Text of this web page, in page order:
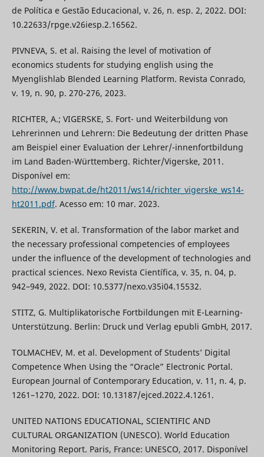
de Política e Gestão Educacional, v. 26, n. esp. 2, 2022. DOI:
10.22633/rpge.v26iesp.2.16562.
PIVNEVA, S. et al. Raising the level of motivation of
economics students for studying english using the
Myenglishlab Blended Learning Platform. Revista Conrado,
v. 19, n. 90, p. 270-276, 2023.
RICHTER, A.; VIGERSKE, S. Fort- und Weiterbildung von
Lehrerinnen und Lehrern: Die Bedeutung der dritten Phase
am Beispiel einer Evaluation der Lehrer/-innenfortbildung
im Land Baden-Württemberg. Richter/Vigerske, 2011.
Disponível em:
http://www.bwpat.de/ht2011/ws14/richter_vigerske_ws14-
ht2011.pdf. Acesso em: 10 mar. 2023.
SEKERIN, V. et al. Transformation of the labor market and
the necessary professional competencies of employees
under the influence of the development of technologies and
practical sciences. Nexo Revista Científica, v. 35, n. 04, p.
942–949, 2022. DOI: 10.5377/nexo.v35i04.15532.
STITZ, G. Multiplikatorische Fortbildungen mit E-Learning-
Unterstützung. Berlin: Druck und Verlag epubli GmbH, 2017.
TOLMACHEV, M. et al. Development of Students’ Digital
Competence When Using the “Oracle” Electronic Portal.
European Journal of Contemporary Education, v. 11, n. 4, p.
1261–1270, 2022. DOI: 10.13187/ejced.2022.4.1261.
UNITED NATIONS EDUCATIONAL, SCIENTIFIC AND
CULTURAL ORGANIZATION (UNESCO). World Education
Monitoring Report. Paris, France: UNESCO, 2017. Disponível